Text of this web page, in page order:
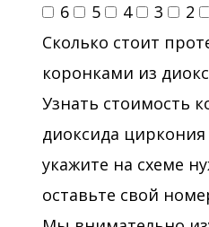
6
5 4 3 2
Сколько стоит
коронками из
Узнать стоимость
диоксида циркония
укажите на схеме
оставьте свой